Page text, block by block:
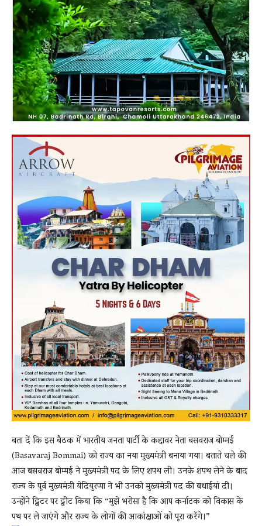
बता दें कि इस बैठक में भारतीय जनता पार्टी के कद्दावर नेता बसवराज बोम्मई
(Basavaraj Bommai) को राज्य का नया मुख्यमंत्री बनाया गया। बताते चले की
आज बसवराज बोम्मई ने मुख्यमंत्री पद के लिए शपथ ली। उनके शपथ लेने के बाद
राज्य के पूर्व मुख्यमंत्री येदियुरप्पा ने भी उनको मुख्यमंत्री पद की बधाईयां दी।
उन्होंने ट्विटर पर ट्वीट किया कि “मुझे भरोसा है कि आप कर्नाटक को विकास के
पथ पर ले जाएंगे और राज्य के लोगों की आकांक्षाओं को पूरा करेंगे।”